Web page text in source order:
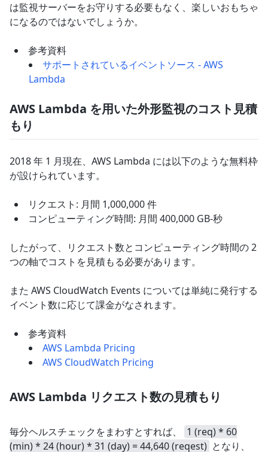
は監視サーバーをお守りする必要もなく、楽しいおもちゃ
になるのではないでしょうか。
参考資料
サポートされているイベントソース - AWS
Lambda
AWS Lambda を用いた外形監視のコスト見積
もり
2018 年 1 月現在、AWS Lambda には以下のような無料枠
が設けられています。
リクエスト: 月間 1,000,000 件
コンピューティング時間: 月間 400,000 GB-秒
したがって、リクエスト数とコンピューティング時間の 2
つの軸でコストを見積もる必要があります。
また AWS CloudWatch Events については単純に発行する
イベント数に応じて課金がなされます。
参考資料
AWS Lambda Pricing
AWS CloudWatch Pricing
AWS Lambda リクエスト数の見積もり
毎分ヘルスチェックをまわすとすれば、
1 (req) * 60
(min) * 24 (hour) * 31 (day) = 44,640 (reqest) となり、